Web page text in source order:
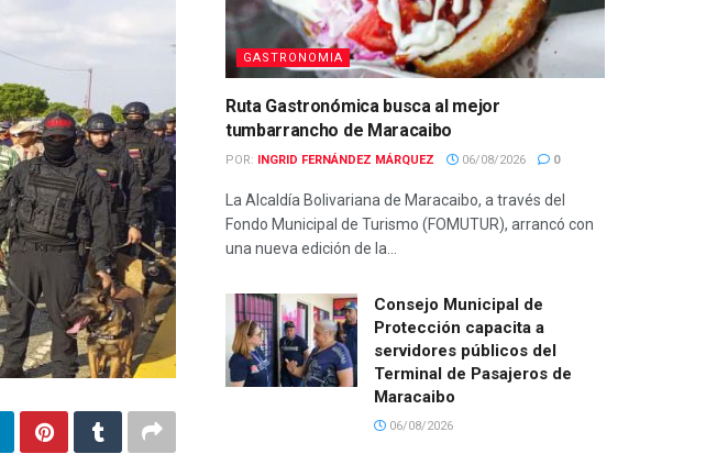
GASTRONOMIA
Ruta Gastronómica busca al mejor
tumbarrancho de Maracaibo
POR: INGRID FERNÁNDEZ MÁRQUEZ 06/08/2026 0
La Alcaldía Bolivariana de Maracaibo, a través del
Fondo Municipal de Turismo (FOMUTUR), arrancó con
una nueva edición de la...
Consejo Municipal de
Protección capacita a
servidores públicos del
Terminal de Pasajeros de
Maracaibo
06/08/2026